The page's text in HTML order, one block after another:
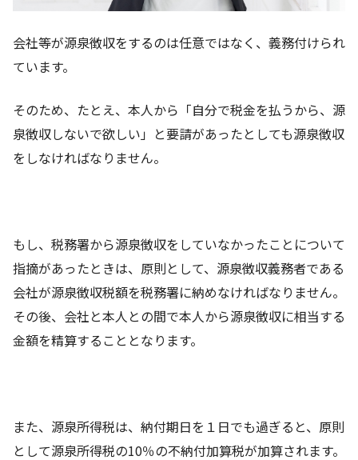
会社等が源泉徴収をするのは任意ではなく、義務付けられ
ています。
そのため、たとえ、本人から「自分で税金を払うから、源
泉徴収しないで欲しい」と要請があったとしても源泉徴収
をしなければなりません。
もし、税務署から源泉徴収をしていなかったことについて
指摘があったときは、原則として、源泉徴収義務者である
会社が源泉徴収税額を税務署に納めなければなりません。
その後、会社と本人との間で本人から源泉徴収に相当する
金額を精算することとなります。
また、源泉所得税は、納付期日を１日でも過ぎると、原則
として源泉所得税の10％の不納付加算税が加算されます。